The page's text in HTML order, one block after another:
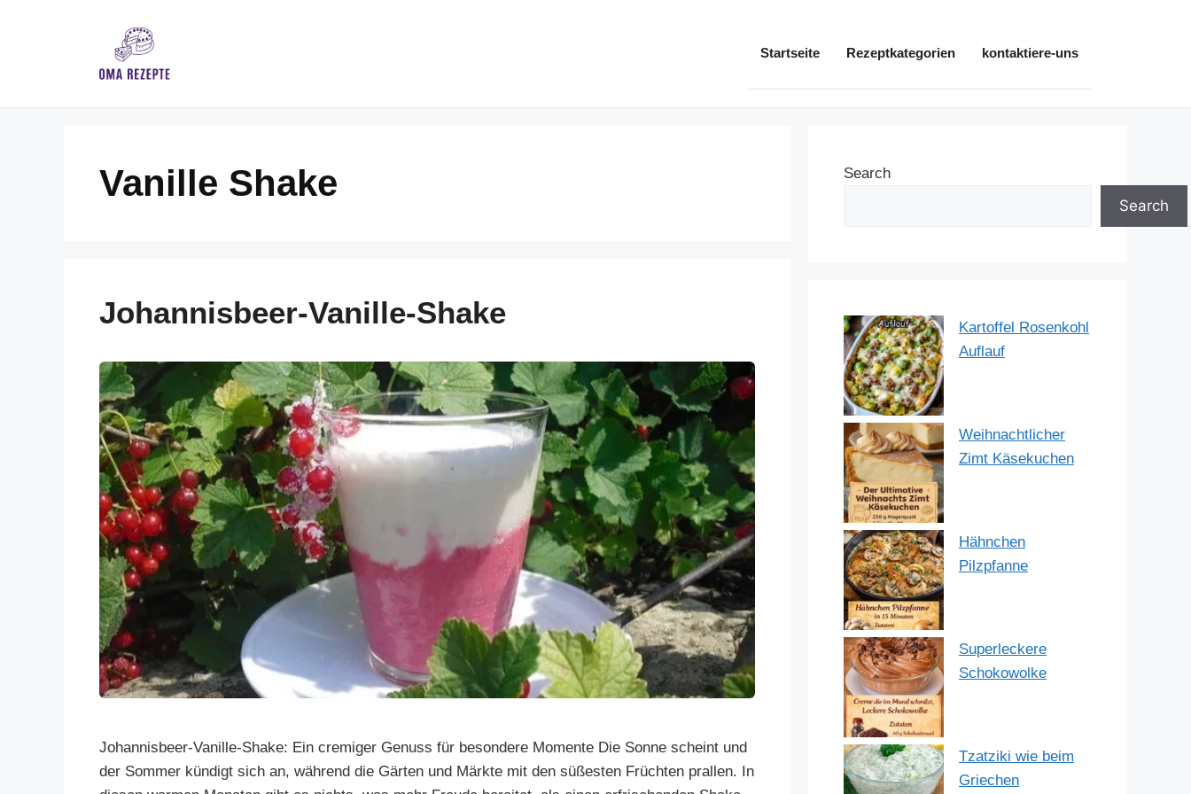
Startseite Rezeptkategorien kontaktiere-uns
Vanille Shake
Johannisbeer-Vanille-Shake
Johannisbeer-Vanille-Shake: Ein cremiger Genuss für besondere Momente Die Sonne scheint und
der Sommer kündigt sich an, während die Gärten und Märkte mit den süßesten Früchten prallen. In
Search
Search
Kartoffel Rosenkohl
Auflauf
Weihnachtlicher
Zimt Käsekuchen
Hähnchen
Pilzpfanne
Superleckere
Schokowolke
Tzatziki wie beim
Griechen